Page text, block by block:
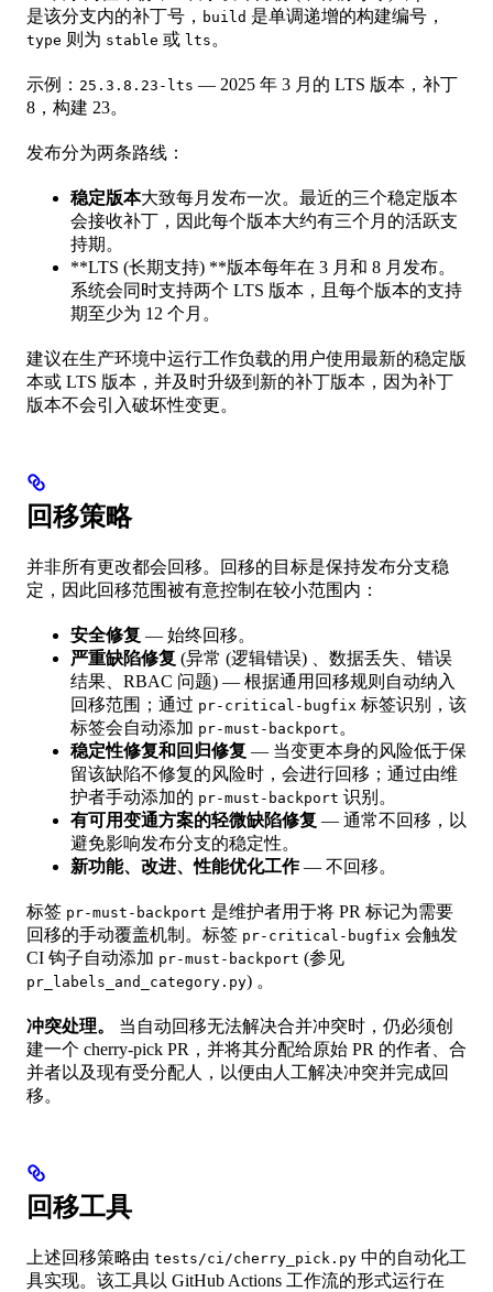
是该分支内的补丁号， build 是单调递增的构建编号，
type 则为 stable 或 lts 。
示例： 25.3.8.23-lts — 2025 年 3 月的 LTS 版本，补丁
8，构建 23。
发布分为两条路线：
稳定版本大致每月发布一次。最近的三个稳定版本
会接收补丁，因此每个版本大约有三个月的活跃支
持期。
**LTS (长期支持) **版本每年在 3 月和 8 月发布。
系统会同时支持两个 LTS 版本，且每个版本的支持
期至少为 12 个月。
建议在生产环境中运行工作负载的用户使用最新的稳定版
本或 LTS 版本，并及时升级到新的补丁版本，因为补丁
版本不会引入破坏性变更。
回移策略
并非所有更改都会回移。回移的目标是保持发布分支稳
定，因此回移范围被有意控制在较小范围内：
安全修复 — 始终回移。
严重缺陷修复 (异常 (逻辑错误) 、数据丢失、错误
结果、RBAC 问题) — 根据通用回移规则自动纳入
回移范围；通过 pr-critical-bugfix 标签识别，该
标签会自动添加 pr-must-backport 。
稳定性修复和回归修复 — 当变更本身的风险低于保
留该缺陷不修复的风险时，会进行回移；通过由维
护者手动添加的 pr-must-backport 识别。
有可用变通方案的轻微缺陷修复 — 通常不回移，以
避免影响发布分支的稳定性。
新功能、改进、性能优化工作— 不回移。
标签 pr-must-backport 是维护者用于将 PR 标记为需要
回移的手动覆盖机制。标签 pr-critical-bugfix 会触发
CI 钩子自动添加 pr-must-backport (参见
pr_labels_and_category.py) 。
冲突处理。
当自动回移无法解决合并冲突时，仍必须创
建一个 cherry-pick PR，并将其分配给原始 PR 的作者、合
并者以及现有受分配人，以便由人工解决冲突并完成回
移。
回移工具
上述回移策略由 tests/ci/cherry_pick.py 中的自动化工
具实现。该工具以 GitHub Actions 工作流的形式运行在